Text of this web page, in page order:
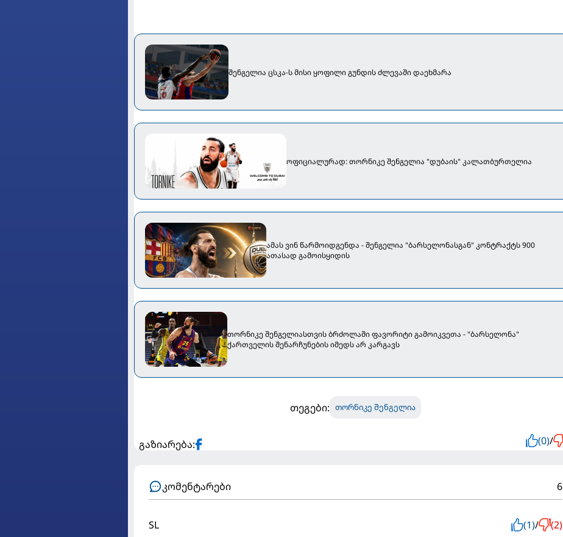
შენგელია ცსკა-ს მისი ყოფილი გუნდის ძლევაში დაეხმარა
ოფიციალურად: თორნიკე შენგელია "დუბაის" კალათბურთელია
ამას ვინ წარმოიდგენდა - შენგელია "ბარსელონასგან" კონტრაქტს 900
ათასად გამოისყიდის
თორნიკე შენგელიასთვის ბრძოლაში ფავორიტი გამოიკვეთა - "ბარსელონა"
ქართველის შენარჩუნების იმედს არ კარგავს
თეგები: თორნიკე შენგელია
გაზიარება: (0)/
კომენტარები 6
SL (1)/ (2)